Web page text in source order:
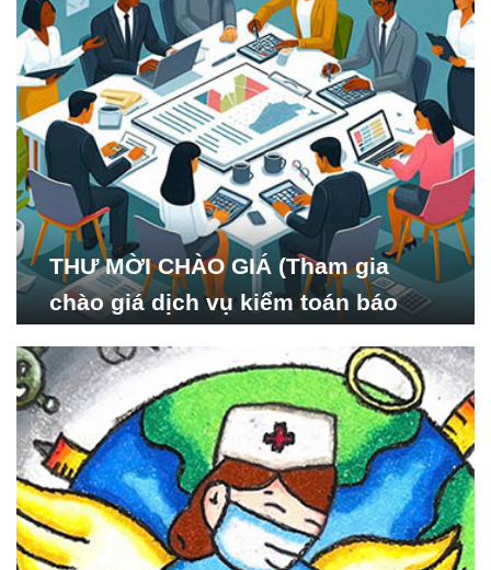
THƯ MỜI CHÀO GIÁ (Tham gia
chào giá dịch vụ kiểm toán báo
Nghiên cứu Phát triển Xã
hội_ISDS)